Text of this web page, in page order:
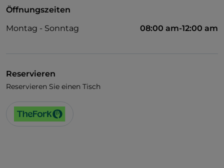
Öffnungszeiten
Montag - Sonntag
08:00 am-12:00 am
Reservieren
Reservieren Sie einen Tisch